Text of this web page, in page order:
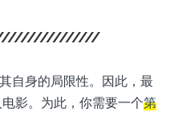
自身的局限性。因此，最
影。为此，你需要一个第